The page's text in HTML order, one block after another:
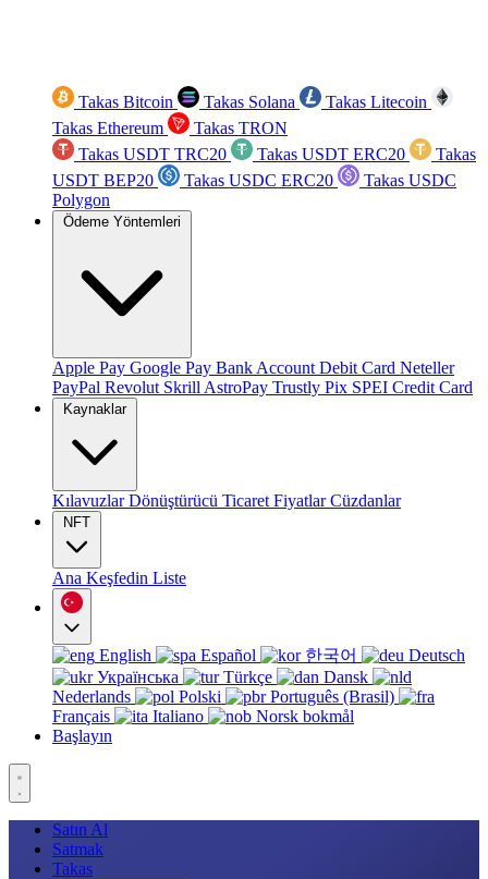
Takas Bitcoin Takas Solana
Takas Litecoin
Takas Ethereum
Takas TRON
Takas USDT TRC20
Takas USDT ERC20
Takas
USDT BEP20
Takas USDC ERC20
Takas USDC
Polygon
Ödeme Yöntemleri
Apple Pay Google Pay Bank Account Debit Card Neteller
PayPal Revolut Skrill AstroPay Trustly Pix SPEI Credit Card
Kaynaklar
KılavuzlarDönüştürücü Ticaret FiyatlarCüzdanlar
NFT
Ana Keşfedin Liste
English Español 한국어
Deutsch
Українська
Türkçe
Dansk
Nederlands
Polski
Português (Brasil)
Français
Italiano
Norsk bokmål
Başlayın
Satın Al
Satmak
Takas